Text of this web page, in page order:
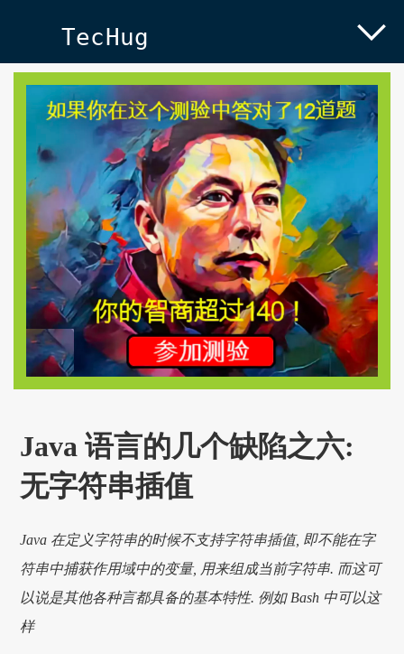
TecHug
Java 语言的几个缺陷之六:
无字符串插值
Java 在定义字符串的时候不支持字符串插值, 即不能在字
符串中捕获作用域中的变量, 用来组成当前字符串. 而这可
以说是其他各种言都具备的基本特性. 例如 Bash 中可以这
样